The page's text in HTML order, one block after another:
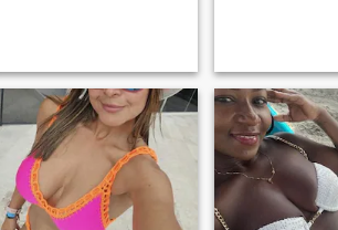
someone to share the
wonderful taste o
me vas a hablar